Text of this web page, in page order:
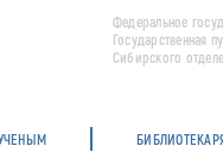
Федеральное
Государственная
Сибирского